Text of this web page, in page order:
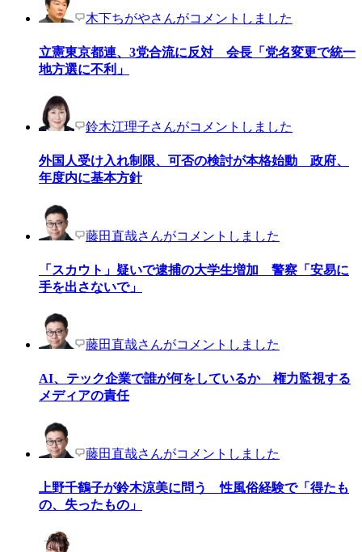
木下ちがやさんがコメントしました
立憲東京都連、3党合流に反対 会長「党名変更で統一
地方選に不利」
鈴木江理子さんがコメントしました
外国人受け入れ制限、可否の検討が本格始動 政府、
年度内に基本方針
藤田直哉さんがコメントしました
「スカウト」疑いで逮捕の大学生増加 警察「安易に
手を出さないで」
藤田直哉さんがコメントしました
AI、テック企業で誰が何をしているか 権力監視する
メディアの責任
藤田直哉さんがコメントしました
上野千鶴子が鈴木涼美に問う 性風俗経験で「得たも
の、失ったもの」